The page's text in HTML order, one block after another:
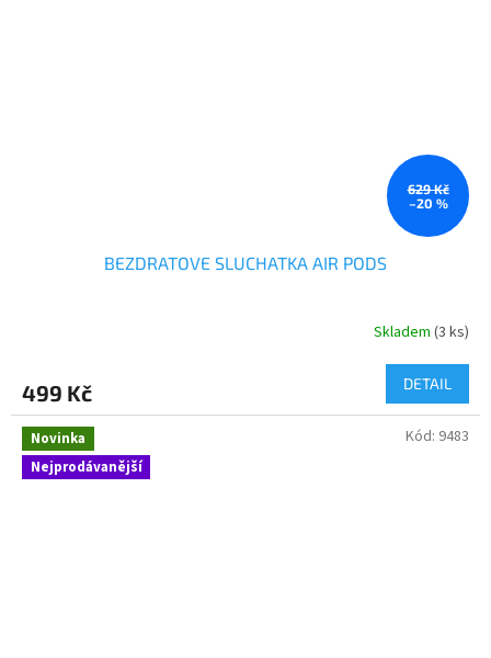
629 Kč
–20 %
BEZDRATOVE SLUCHATKA AIR PODS
Skladem (3 ks)
499 Kč DETAIL
Novinka
Nejprodávanější
Kód: 9483